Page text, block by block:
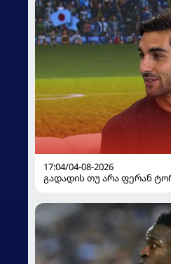
17:04/04-08-2026
გადადის თუ არა ფერან